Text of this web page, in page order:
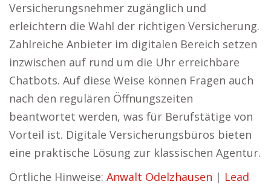
Versicherungsnehmer zugänglich und
erleichtern die Wahl der richtigen Versicherung.
Zahlreiche Anbieter im digitalen Bereich setzen
inzwischen auf rund um die Uhr erreichbare
Chatbots. Auf diese Weise können Fragen auch
nach den regulären Öffnungszeiten
beantwortet werden, was für Berufstätige von
Vorteil ist. Digitale Versicherungsbüros bieten
eine praktische Lösung zur klassischen Agentur.
Örtliche Hinweise: Anwalt Odelzhausen | Lead